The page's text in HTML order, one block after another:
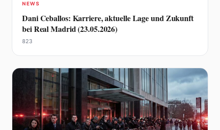
NEWS
Dani Ceballos: Karriere, aktuelle Lage und Zukunft
bei Real Madrid (23.05.2026)
823